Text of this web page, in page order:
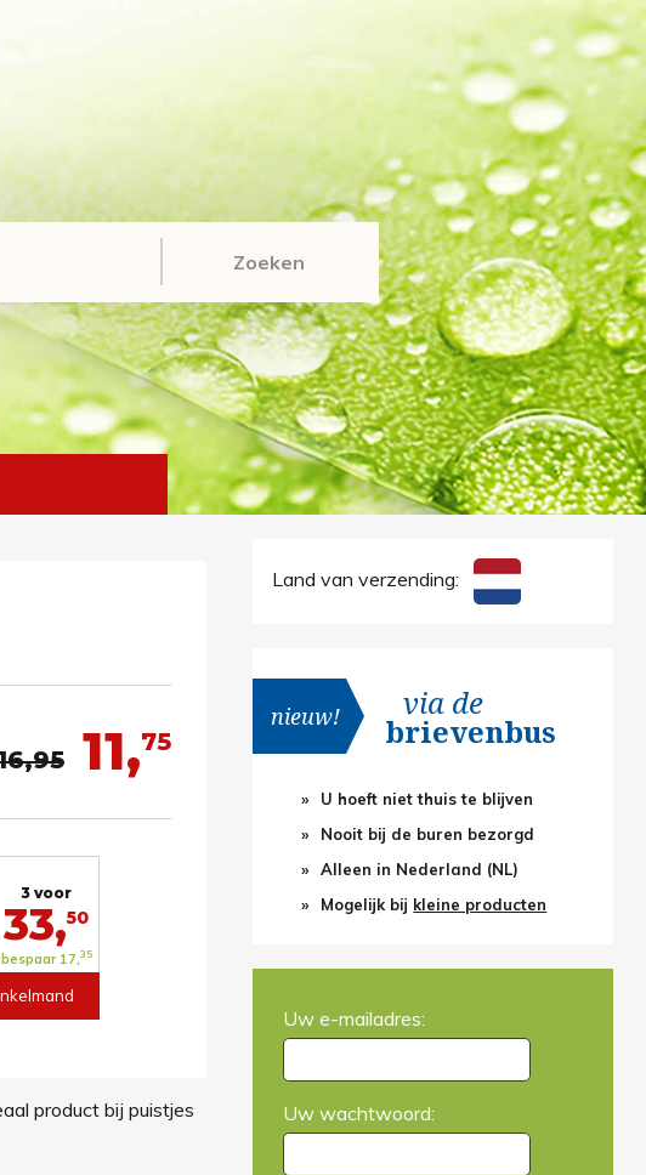
Zoeken
11,75
3 voor
33,50
bespaar 17,35
product bij puistjes
Land van verzending:
nieuw! via de
brievenbus
U hoeft niet thuis te blijven
Nooit bij de buren bezorgd
Alleen in Nederland (NL)
Mogelijk bij kleine producten
Uw e-mailadres:
Uw wachtwoord: